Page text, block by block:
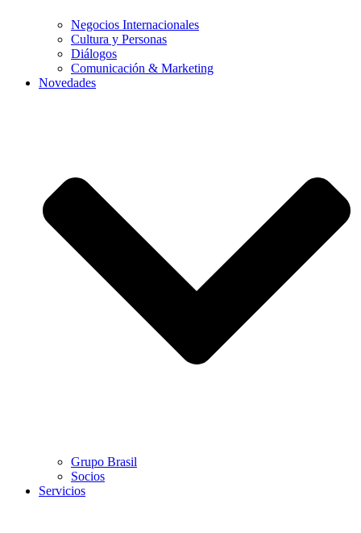
Negocios Internacionales
Cultura y Personas
Diálogos
Comunicación & Marketing
Novedades
Grupo Brasil
Socios
Servicios